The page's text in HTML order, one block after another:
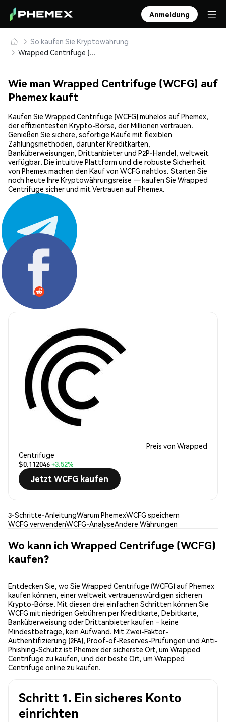
Anmeldung
So kaufen Sie Kryptowährung
Wrapped Centrifuge (WCFG) sicher kaufen und speichern
Wie man Wrapped Centrifuge (WCFG) auf
Phemex kauft
Kaufen Sie Wrapped Centrifuge (WCFG) mühelos auf Phemex,
der effizientesten Krypto-Börse, der Millionen vertrauen.
Genießen Sie sichere, sofortige Käufe mit flexiblen
Zahlungsmethoden, darunter Kreditkarten,
Banküberweisungen, Drittanbieter und P2P-Handel, weltweit
verfügbar. Die intuitive Plattform und die robuste Sicherheit
von Phemex machen den Kauf von WCFG nahtlos. Starten Sie
noch heute Ihre Kryptowährungsreise — kaufen Sie Wrapped
Centrifuge sicher und mit Vertrauen auf Phemex.
Teilen:
Preis von Wrapped
Centrifuge
$0.112046+3.52%
Jetzt WCFG kaufen
3-Schritte-AnleitungWarum PhemexWCFG speichern
WCFG verwendenWCFG-AnalyseAndere Währungen
Wo kann ich Wrapped Centrifuge (WCFG)
kaufen?
Entdecken Sie, wo Sie Wrapped Centrifuge (WCFG) auf Phemex
kaufen können, einer weltweit vertrauenswürdigen sicheren
Krypto-Börse. Mit diesen drei einfachen Schritten können Sie
WCFG mit niedrigen Gebühren per Kreditkarte, Debitkarte,
Banküberweisung oder Drittanbieter kaufen – keine
Mindestbeträge, kein Aufwand. Mit Zwei-Faktor-
Authentifizierung (2FA), Proof-of-Reserves-Prüfungen und Anti-
Phishing-Schutz ist Phemex der sicherste Ort, um Wrapped
Centrifuge zu kaufen, und der beste Ort, um Wrapped
Centrifuge online zu kaufen.
Schritt 1. Ein sicheres Konto
einrichten